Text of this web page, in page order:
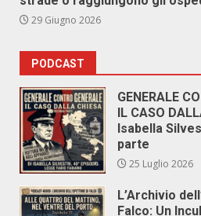
29 Giugno 2026
PODCAST
GENERALE
IL CASO
Isabella
parte
25 Luglio 2026
L’Archivio
Falco: Un